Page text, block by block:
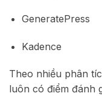
GeneratePress
Kadence
Theo nhiều phân
luôn có điểm đánh